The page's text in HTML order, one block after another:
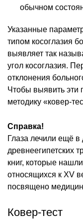
обычном
Указанные
типом косоглазия
выявляет так
угол косоглазия.
отклонения
Чтобы выявить эти
методику «ковер-
Справка!
Глаза лечили ещё в
древнеегипетских
книг, которые
относящихся к XV
посвящено
Ковер-тест